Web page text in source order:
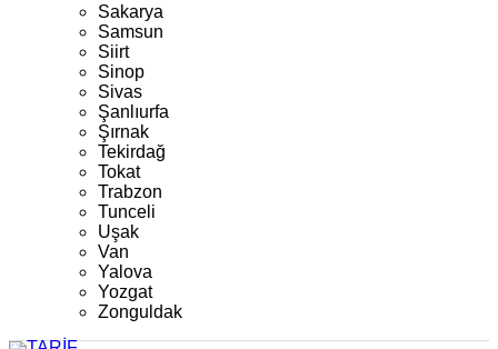
Sakarya
Samsun
Siirt
Sinop
Sivas
Şanlıurfa
Şırnak
Tekirdağ
Tokat
Trabzon
Tunceli
Uşak
Van
Yalova
Yozgat
Zonguldak